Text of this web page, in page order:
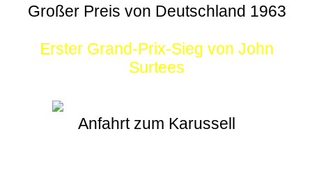
Großer Preis von Deutschland 1963
Erster Grand-Prix-Sieg von John
Surtees
Anfahrt zum Karussell